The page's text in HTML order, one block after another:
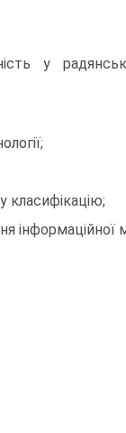
у
класифікацію;
інформаційної